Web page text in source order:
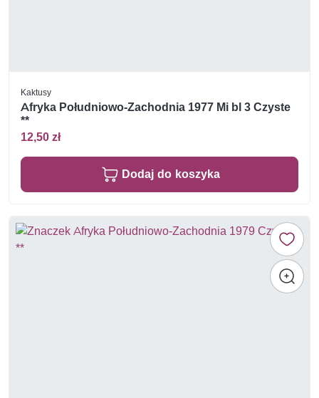
Kaktusy
Afryka Południowo-Zachodnia 1977 Mi bl 3 Czyste
**
12,50 zł
Dodaj do koszyka